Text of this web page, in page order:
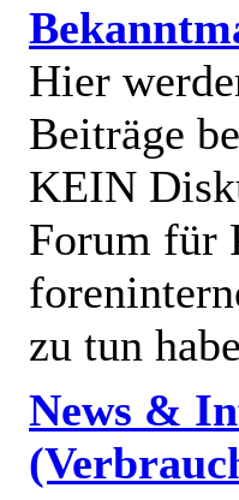
Hier
Beiträge
KEIN
Forum für
zu tun
News &